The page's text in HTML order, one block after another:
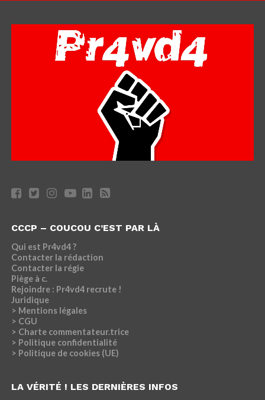
CCCP – COUCOU C’EST PAR LÀ
Qui est Pr4vd4 ?
Contacter la rédaction
Contacter la régie
Piège à c.
Rejoindre : Pr4vd4 recrute !
Juridique
> Mentions légales
> CGU
> Charte commentateur.trice
> Politique confidentialité
> Politique de cookies (UE)
LA VÉRITÉ ! LES DERNIÈRES INFOS